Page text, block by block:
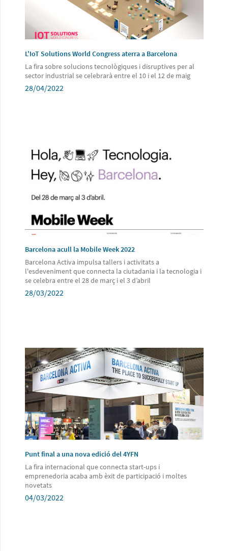
L'IoT Solutions World Congress aterra a Barcelona
La fira sobre solucions tecnològiques i disruptives per al
sector industrial se celebrarà entre el 10 i el 12 de maig
28/04/2022
Barcelona acull la Mobile Week 2022
Barcelona Activa impulsa tallers i activitats a
l'esdeveniment que connecta la ciutadania i la tecnologia i
se celebra entre el 28 de març i el 3 d’abril
28/03/2022
Punt final a una nova edició del 4YFN
La fira internacional que connecta start-ups i
emprenedoria acaba amb èxit de participació i moltes
novetats
04/03/2022